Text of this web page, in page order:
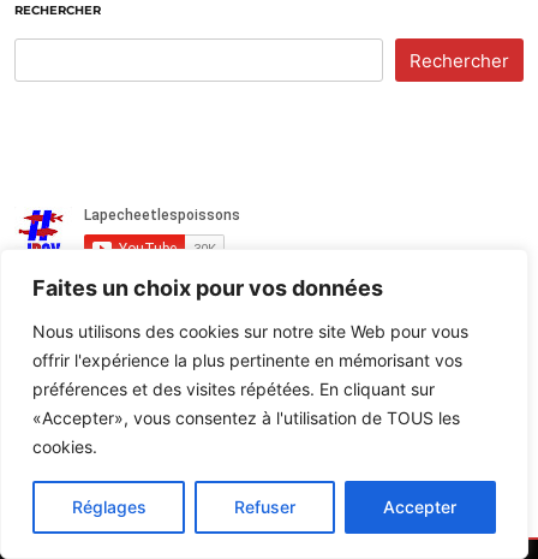
Faites un choix pour vos données
Nous utilisons des cookies sur notre site Web pour vous
offrir l'expérience la plus pertinente en mémorisant vos
préférences et des visites répétées. En cliquant sur
«Accepter», vous consentez à l'utilisation de TOUS les
cookies.
Réglages Refuser Accepter
RECHERCHER
Rechercher
30,100 abonnés
Chargement de la dernière vidéo...